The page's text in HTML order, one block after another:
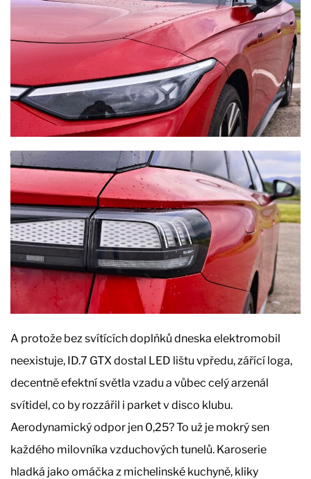
A protože bez svítících doplňků dneska elektromobil
neexistuje, ID.7 GTX dostal LED lištu vpředu, zářící loga,
decentně efektní světla vzadu a vůbec celý arzenál
svítidel, co by rozzářil i parket v disco klubu.
Aerodynamický odpor jen 0,25? To už je mokrý sen
každého milovníka vzduchových tunelů. Karoserie
hladká jako omáčka z michelinské kuchyně, kliky